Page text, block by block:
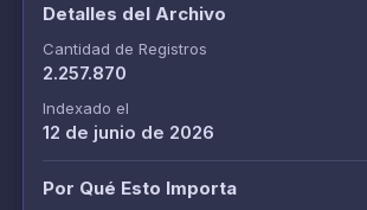
Detalles del Archivo
Cantidad de Registros
2.257.870
Indexado el
12 de junio de 2026
Por Qué Esto Importa